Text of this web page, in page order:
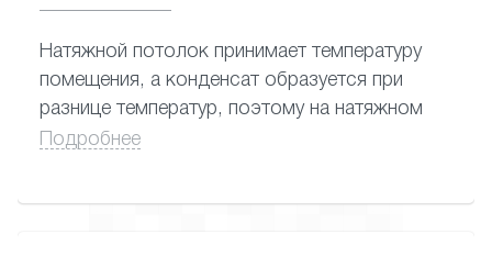
Натяжной потолок принимает температуру
помещения, а конденсат образуется при
разнице температур, поэтому на натяжном
потолке не собирается конденсат.
Подробнее